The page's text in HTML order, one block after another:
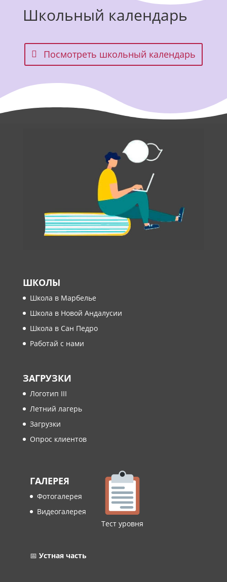
Школьный календарь
Посмотреть школьный календарь
ШКОЛЫ
Школа в Марбелье
Школа в Новой Андалусии
Школа в Сан Педро
Работай с нами
ЗАГРУЗКИ
Логотип III
Летний лагерь
Загрузки
Опрос клиентов
ГАЛЕРЕЯ
Фотогалерея
Видеогалерея
Тест уровня
📅 Устная часть